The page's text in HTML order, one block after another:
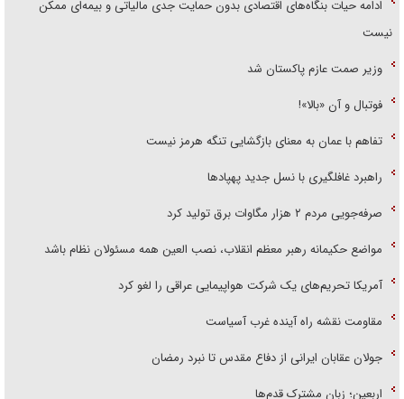
ادامه حیات بنگاه‌های اقتصادی بدون حمایت جدی مالیاتی و بیمه‌ای ممکن
نیست
وزیر صمت عازم پاکستان شد
فوتبال و آن «بالا»!
تفاهم با عمان به معنای بازگشایی تنگه هرمز نیست
راهبرد غافلگیری با نسل جدید پهپاد‌ها
صرفه‌جویی مردم ۲ هزار مگاوات برق تولید کرد
مواضع حکیمانه رهبر معظم انقلاب، نصب العین همه مسئولان نظام باشد
آمریکا تحریم‌های یک شرکت هواپیمایی عراقی را لغو کرد
مقاومت نقشه راه آینده غرب آسیاست
جولان عقابان ایرانی از دفاع مقدس تا نبرد رمضان
اربعین؛ زبان مشترک قدم‌ها